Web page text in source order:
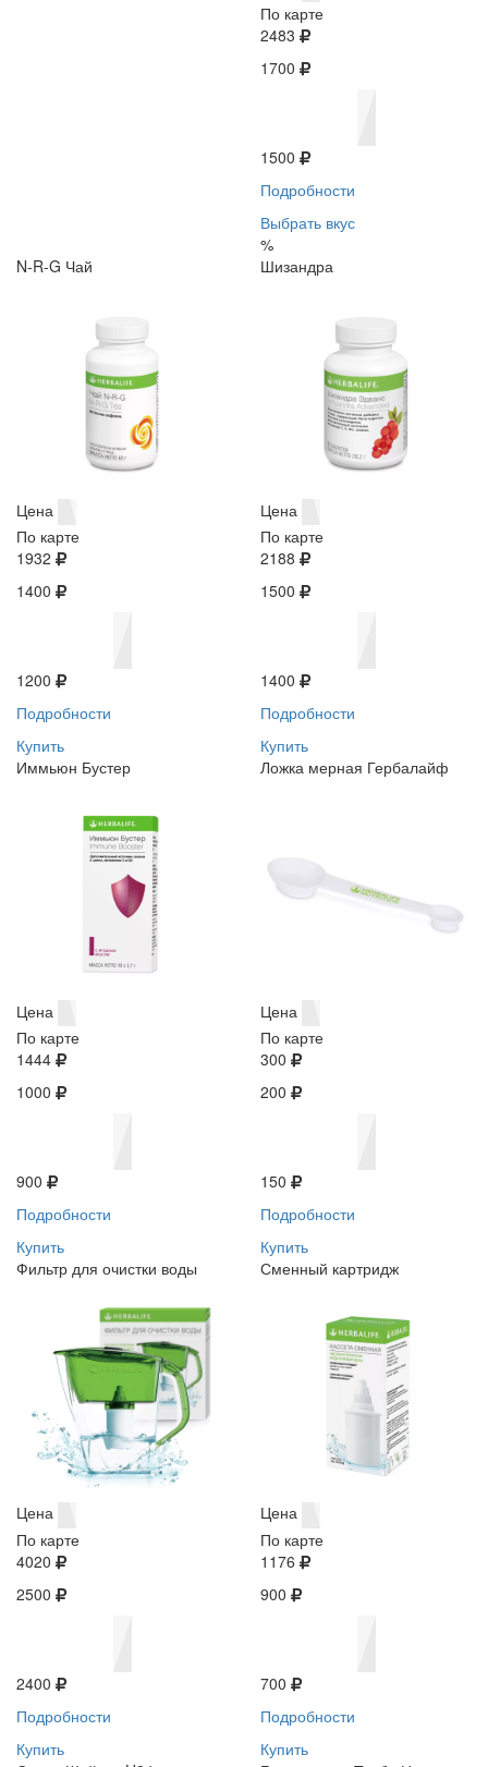
По карте
2483
1700
1500
Подробности
Выбрать вкус
%
N-R-G Чай
Цена
По карте
1932
1400
1200
Подробности
Купить
Шизандра
Цена
По карте
2188
1500
1400
Подробности
Купить
Иммьюн Бустер
Цена
По карте
1444
1000
900
Подробности
Купить
Ложка мерная Гербалайф
Цена
По карте
300
200
150
Подробности
Купить
Фильтр для очистки воды
Цена
По карте
4020
2500
2400
Подробности
Купить
Сменный картридж
Цена
По карте
1176
900
700
Подробности
Купить